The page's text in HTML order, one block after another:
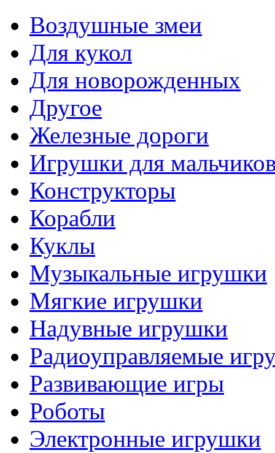
Воздушные змеи
Для кукол
Для новорожденных
Другое
Железные дороги
Игрушки для
Конструкторы
Корабли
Куклы
Музыкальные игрушки
Мягкие игрушки
Надувные игрушки
Радиоуправляемые
Развивающие игры
Роботы
Электронные игрушки